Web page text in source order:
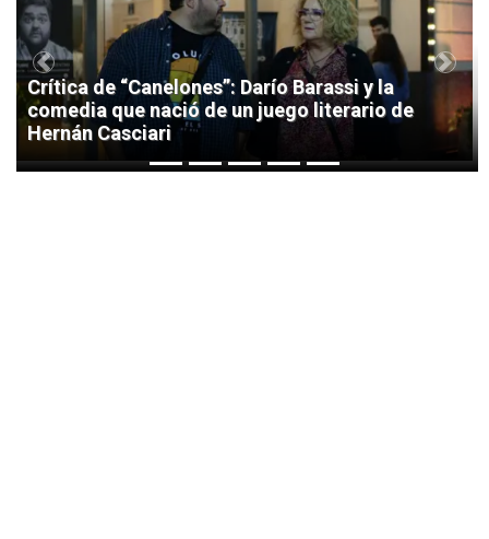
Crítica de “Canelones”: Darío Barassi y la
comedia que nació de un juego literario de
Hernán Casciari
Previous Next